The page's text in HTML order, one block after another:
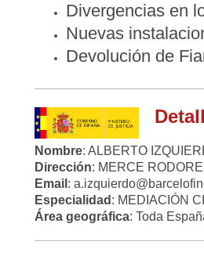
Divergencias en
Nuevas
Devolución de
Nombre: ALBERTO
Dirección: MERCE
Email :
Especialidad : MEDIACIÓN
Área geográfica: Toda